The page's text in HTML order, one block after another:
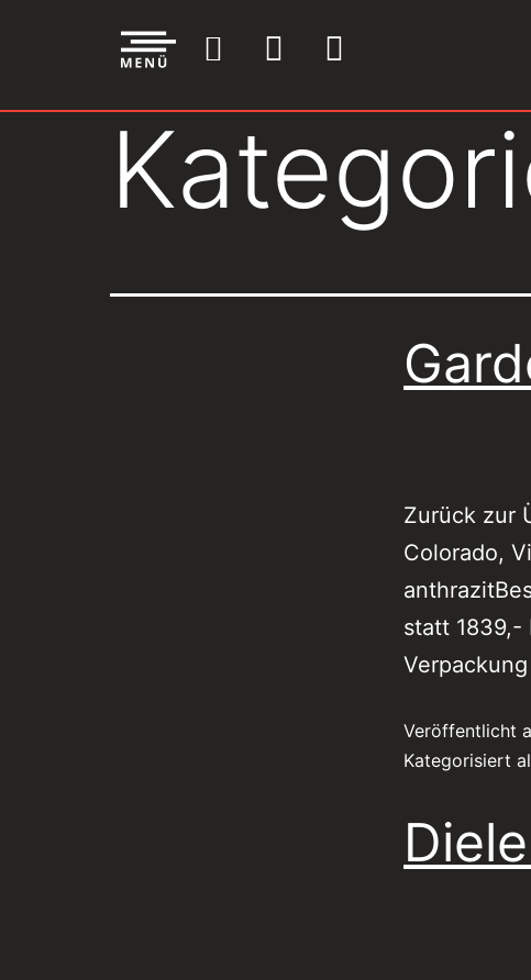
Zurück zur
Colorado,
statt 1839,-
Veröffentlicht
Kategorisiert